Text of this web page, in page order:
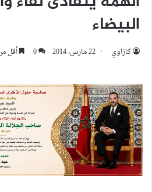
البيضاء
كازاوي 22 مارس، 2014 0 أقل